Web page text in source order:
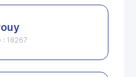
: 18267